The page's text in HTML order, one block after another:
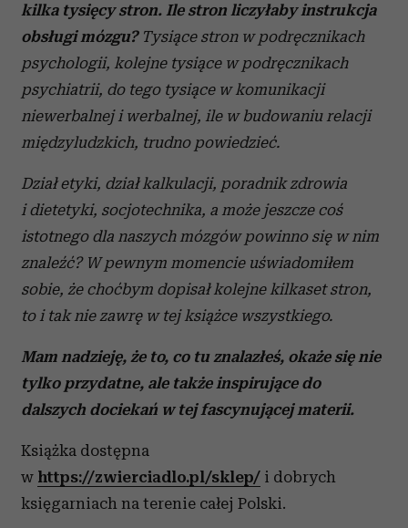
kilka tysięcy stron. Ile stron liczyłaby instrukcja
obsługi mózgu?Tysiące stron w podręcznikach
psychologii, kolejne tysiące w podręcznikach
psychiatrii, do tego tysiące w komunikacji
niewerbalnej i werbalnej, ile w budowaniu relacji
międzyludzkich, trudno powiedzieć.
Dział etyki, dział kalkulacji, poradnik zdrowia
i dietetyki, socjotechnika, a może jeszcze coś
istotnego dla naszych mózgów powinno się w nim
znaleźć? W pewnym momencie uświadomiłem
sobie, że choćbym dopisał kolejne kilkaset stron,
to i tak nie zawrę w tej książce wszystkiego.
Mam nadzieję, że to, co tu znalazłeś, okaże się nie
tylko przydatne, ale także inspirujące do
dalszych dociekań w tej fascynującej materii.
Książka dostępna
w https://zwierciadlo.pl/sklep/ i dobrych
księgarniach na terenie całej Polski.